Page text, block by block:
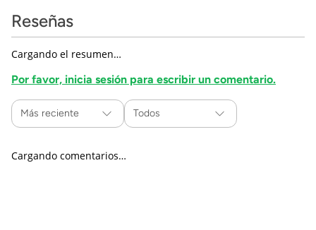
Reseñas
Cargando el resumen…
Por favor, inicia sesión para escribir un comentario.
Más reciente Todos
Cargando comentarios…